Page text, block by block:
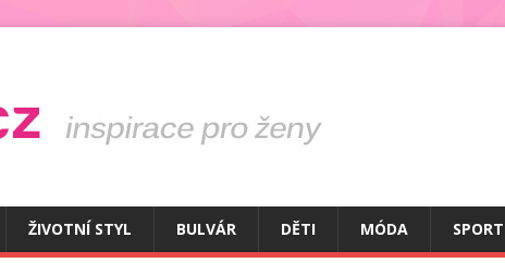
ŽIVOTNÍ STYL BULVÁR DĚTI MÓDA SPORT